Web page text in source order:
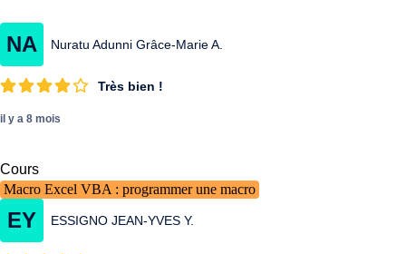
NA Nuratu Adunni Grâce-Marie A.
Très bien !
il y a 8 mois
Cours
Macro Excel VBA : programmer une macro
EY ESSIGNO JEAN-YVES Y.